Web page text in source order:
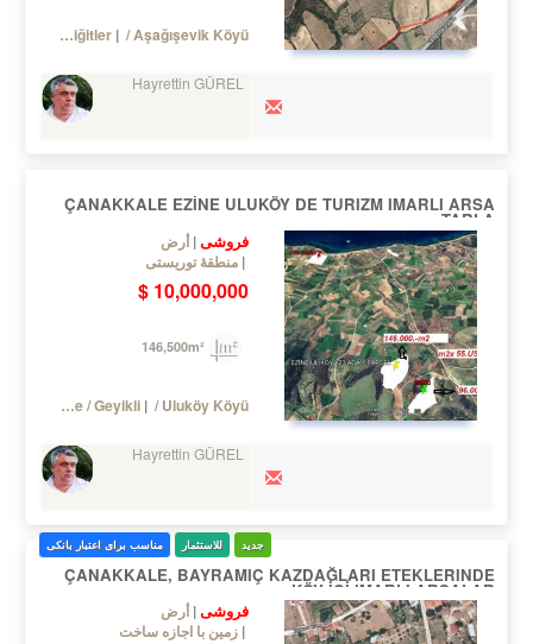
/ Yiğitler / Aşağışevik Köyü
Hayrettin GÜREL
ÇANAKKALE EZİNE ULUKÖY DE TURIZM IMARLI ARSA
TARLA
فروشی أرض
منطقهٔ توریستی
10,000,000 $
Turkey Çanakkale / Ezine / Geyikli / Uluköy Köyü
Hayrettin GÜREL
جدید للاستثمار مناسب برای اعتبار بانکی
ÇANAKKALE, BAYRAMIÇ KAZDAĞLARI ETEKLERINDE
KÖY İÇİ IMARLI ARSALAR
فروشی أرض
زمین با اجازه ساخت